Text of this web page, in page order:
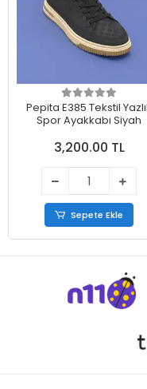
Pepita E385 Tekstil
Spor Ayakkabı Siyah
3,200.00 TL
Sepete Ekle